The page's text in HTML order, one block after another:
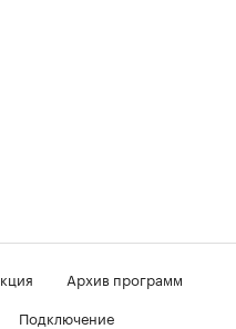
Архив программ
Подключение